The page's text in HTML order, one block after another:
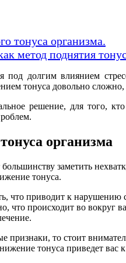
тонуса организма.
метод поднятия
под долгим влиянием
тонуса довольно
решение, для того,
организма
заметить
тонуса.
что приводит к нарушению
что происходит во вокруг
признаки, то стоит
тонуса приведет вас